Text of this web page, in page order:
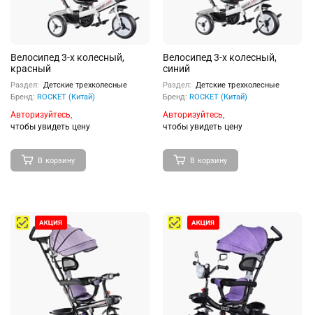
Велосипед 3-х колесный,
красный
Раздел: Детские трехколесные
Бренд: ROCKET (Китай)
Авторизуйтесь,
чтобы увидеть цену
В корзину
Велосипед 3-х колесный,
синий
Раздел: Детские трехколесные
Бренд: ROCKET (Китай)
Авторизуйтесь,
чтобы увидеть цену
В корзину